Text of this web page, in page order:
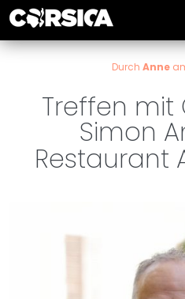
Durch Anne
Treffen mit
Simon
Restaurant